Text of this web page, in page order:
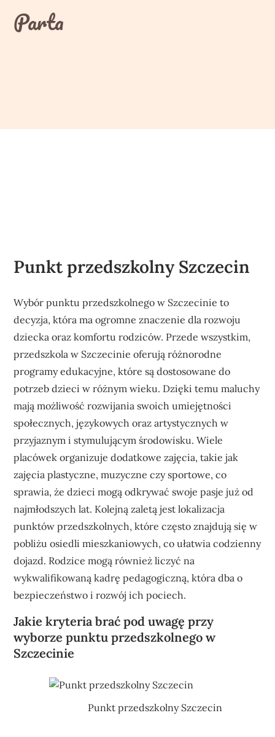
contentParta
Punkt przedszkolny Szczecin
Wybór punktu przedszkolnego w Szczecinie to
decyzja, która ma ogromne znaczenie dla rozwoju
dziecka oraz komfortu rodziców. Przede wszystkim,
przedszkola w Szczecinie oferują różnorodne
programy edukacyjne, które są dostosowane do
potrzeb dzieci w różnym wieku. Dzięki temu maluchy
mają możliwość rozwijania swoich umiejętności
społecznych, językowych oraz artystycznych w
przyjaznym i stymulującym środowisku. Wiele
placówek organizuje dodatkowe zajęcia, takie jak
zajęcia plastyczne, muzyczne czy sportowe, co
sprawia, że dzieci mogą odkrywać swoje pasje już od
najmłodszych lat. Kolejną zaletą jest lokalizacja
punktów przedszkolnych, które często znajdują się w
pobliżu osiedli mieszkaniowych, co ułatwia codzienny
dojazd. Rodzice mogą również liczyć na
wykwalifikowaną kadrę pedagogiczną, która dba o
bezpieczeństwo i rozwój ich pociech.
Jakie kryteria brać pod uwagę przy
wyborze punktu przedszkolnego w
Szczecinie
Punkt przedszkolny Szczecin